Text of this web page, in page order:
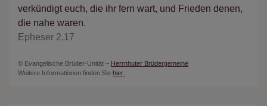
verkündigt euch, die ihr fern wart, und Frieden denen,
die nahe waren.
Epheser 2,17
© Evangelische Brüder-Unität – Herrnhuter Brüdergemeine
Weitere Informationen finden Sie hier